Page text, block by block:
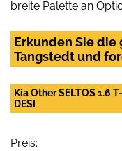
breite Palette an
Erkunden Sie
Tangstedt und
Kia Other SELTOS 1.6
DESI
Preis: